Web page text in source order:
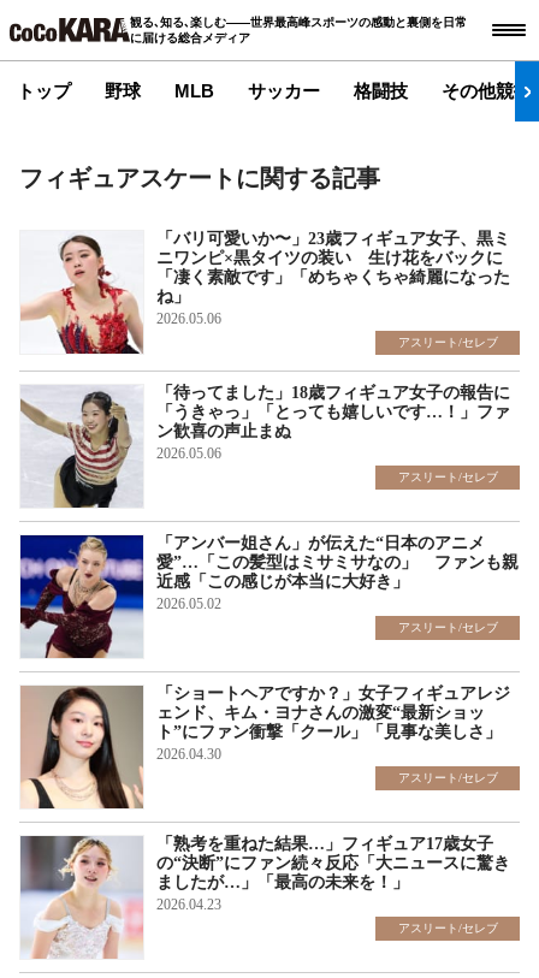
観る､知る､楽しむ――世界最高峰スポーツの感動と裏側を日常
に届ける総合メディア
トップ 野球 MLB サッカー 格闘技 その他競技
フィギュアスケートに関する記事
「バリ可愛いか〜」23歳フィギュア女子、黒ミ
ニワンピ×黒タイツの装い 生け花をバックに
「凄く素敵です」「めちゃくちゃ綺麗になった
ね」
2026.05.06
アスリート/セレブ
「待ってました」18歳フィギュア女子の報告に
「うきゃっ」「とっても嬉しいです…！」ファ
ン歓喜の声止まぬ
2026.05.06
アスリート/セレブ
「アンバー姐さん」が伝えた“日本のアニメ
愛”…「この髪型はミサミサなの」 ファンも親
近感「この感じが本当に大好き」
2026.05.02
アスリート/セレブ
「ショートヘアですか？」女子フィギュアレジ
ェンド、キム・ヨナさんの激変“最新ショッ
ト”にファン衝撃「クール」「見事な美しさ」
2026.04.30
アスリート/セレブ
「熟考を重ねた結果…」フィギュア17歳女子
の“決断”にファン続々反応「大ニュースに驚き
ましたが…」「最高の未来を！」
2026.04.23
アスリート/セレブ